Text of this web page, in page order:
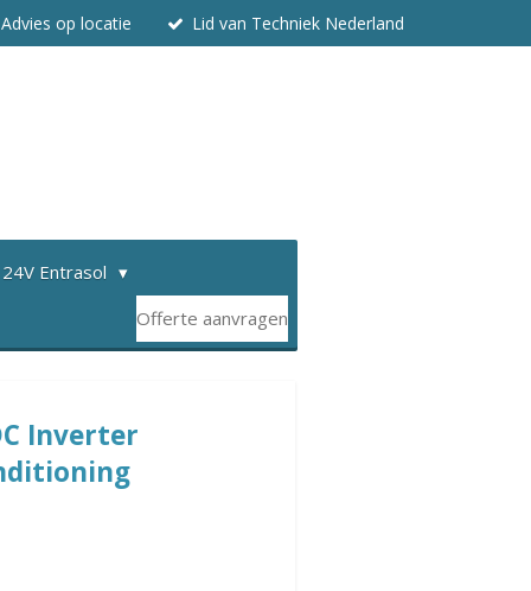
Advies op locatie Lid van Techniek Nederland
Entrasol
Offerte aanvragen
Inverter